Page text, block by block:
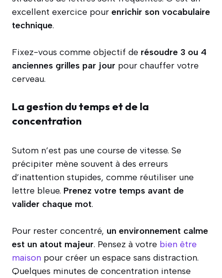
excellent exercice pour enrichir son vocabulaire
technique.
Fixez-vous comme objectif de résoudre 3 ou 4
anciennes grilles par jour pour chauffer votre
cerveau.
La gestion du temps et de la
concentration
Sutom n’est pas une course de vitesse. Se
précipiter mène souvent à des erreurs
d’inattention stupides, comme réutiliser une
lettre bleue. Prenez votre temps avant de
valider chaque mot.
Pour rester concentré, un environnement calme
est un atout majeur. Pensez à votre bien être
maison pour créer un espace sans distraction.
Quelques minutes de concentration intense